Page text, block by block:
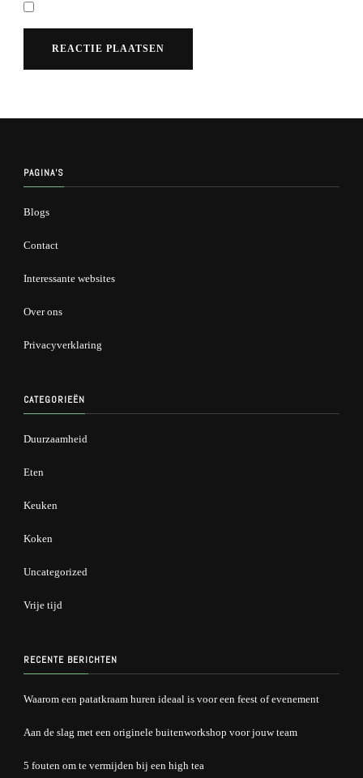
PAGINA’S
Blogs
Contact
Interessante websites
Over ons
Privacyverklaring
CATEGORIEËN
Duurzaamheid
Eten
Keuken
Koken
Uncategorized
Vrije tijd
RECENTE BERICHTEN
Waarom een patatkraam huren ideaal is voor een feest of evenement
Aan de slag met een originele buitenworkshop voor jouw team
5 fouten om te vermijden bij een high tea